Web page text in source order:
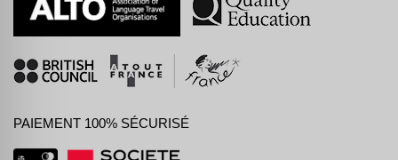
PAIEMENT 100% SÉCURISÉ